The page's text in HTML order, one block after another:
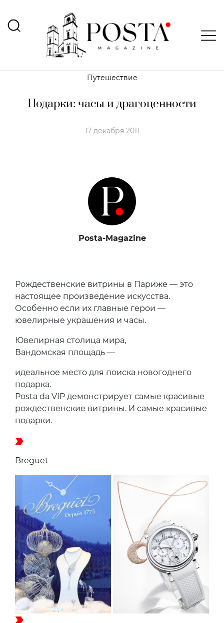
Путешествие
Подарки: часы и драгоценности
17 декабря 2011
Posta-Magazine
Рождественские витрины в Париже — это
настоящее произведение искусства.
Особенно если их главные герои —
ювелирные украшения и часы.
Ювелирная столица мира,
Вандомская площадь —
идеальное место для поиска новогоднего
подарка.
Posta da VIP демонстрирует самые красивые
рождественские витрины. И самые красивые
подарки.
Breguet